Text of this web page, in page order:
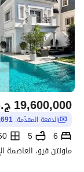
19,600,000
الدفعة المقدّمة:
6
5
350